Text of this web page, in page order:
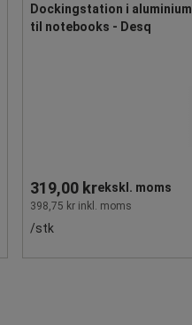
Dockingstation i aluminium
til notebooks - Desq
319,00 krekskl. moms
398,75 kr inkl. moms
/stk